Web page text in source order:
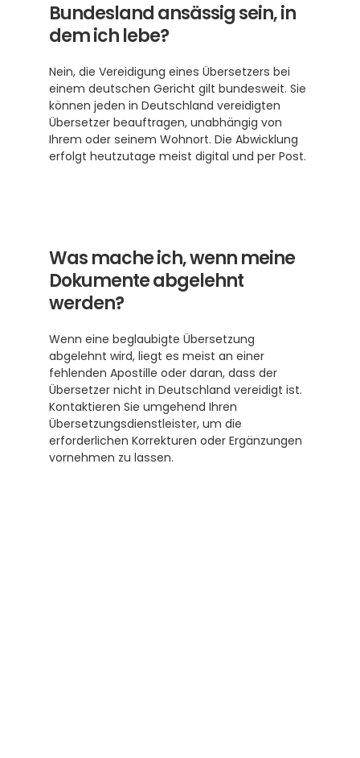
Bundesland ansässig sein, in
dem ich lebe?
Nein, die Vereidigung eines Übersetzers bei
einem deutschen Gericht gilt bundesweit. Sie
können jeden in Deutschland vereidigten
Übersetzer beauftragen, unabhängig von
Ihrem oder seinem Wohnort. Die Abwicklung
erfolgt heutzutage meist digital und per Post.
Was mache ich, wenn meine
Dokumente abgelehnt
werden?
Wenn eine beglaubigte Übersetzung
abgelehnt wird, liegt es meist an einer
fehlenden Apostille oder daran, dass der
Übersetzer nicht in Deutschland vereidigt ist.
Kontaktieren Sie umgehend Ihren
Übersetzungsdienstleister, um die
erforderlichen Korrekturen oder Ergänzungen
vornehmen zu lassen.